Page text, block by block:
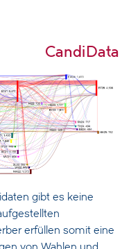
CandiData
gibt es keine
erfüllen somit eine